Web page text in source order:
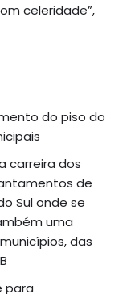
celeridade”,
do piso do
carreira dos
de
Sul onde se
uma
das
para